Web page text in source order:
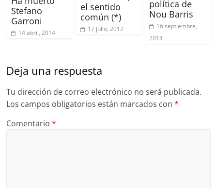
Stefano
Garroni
14 abril, 2014
el sentido
común (*)
17 julio, 2012
política de
Nou Barris
16 septiembre,
2014
Deja una respuesta
Tu dirección de correo electrónico no será publicada.
Los campos obligatorios están marcados con*
Comentario*